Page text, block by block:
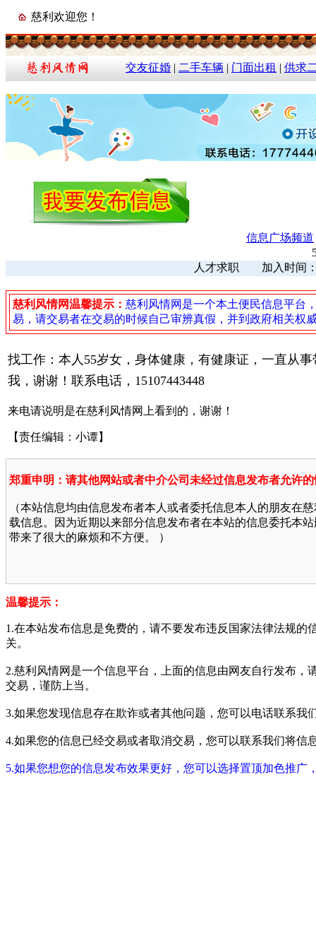
慈利欢迎您！
交友征婚 | 二手车辆 | 门面出租 | 供求
信息广场频道
人才求职 加入时间
慈利风情网温馨提示： 慈利风情网是一个本土便民信息平台
易，请交易者在交易的时候自己审辨真假，并到政府相关权
找工作：本人55岁女，身体健康，有健康证，一直从
我，谢谢！联系电话，15107443448
来电请说明是在慈利风情网上看到的，谢谢！
【责任编辑：小谭】
郑重申明：请其他网站或者中介公司未经过信息发布者允许
（本站信息均由信息发布者本人或者委托信息本人的朋友在
载信息。因为近期以来部分信息发布者在本站的信息委托本
带来了很大的麻烦和不方便。 ）
温馨提示：
1.在本站发布信息是免费的，请不要发布违反国家法律法规
关。
2.慈利风情网是一个信息平台，上面的信息由网友自行发布
交易，谨防上当。
3.如果您发现信息存在欺诈或者其他问题，您可以电话联系我
4.如果您的信息已经交易或者取消交易，您可以联系我们将信
5.如果您想您的信息发布效果更好，您可以选择置顶加色推广